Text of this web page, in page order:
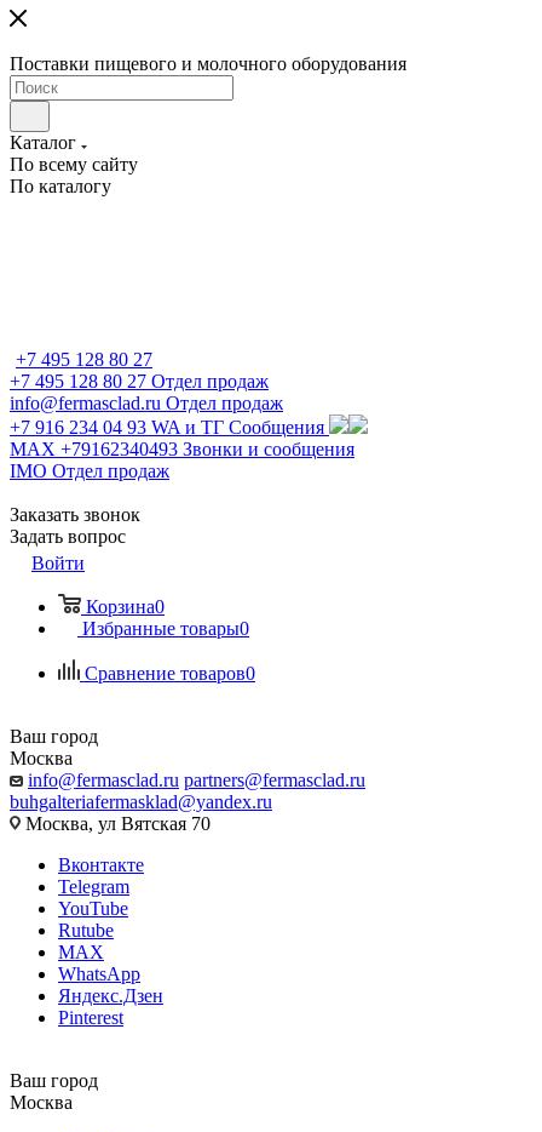
Поставки пищевого и молочного оборудования
Каталог
По всему сайту
По каталогу
+7 495 128 80 27
+7 495 128 80 27 Отдел продаж
info@fermasclad.ru Отдел продаж
+7 916 234 04 93 WA и ТГ Сообщения
MAX +79162340493 Звонки и сообщения
IMO Отдел продаж
Заказать звонок
Задать вопрос
Войти
Корзина0
Избранные товары0
Сравнение товаров0
Ваш город
Москва
info@fermasclad.ru partners@fermasclad.ru
buhgalteriafermasklad@yandex.ru
Москва, ул Вятская 70
Вконтакте
Telegram
YouTube
Rutube
MAX
WhatsApp
Яндекс.Дзен
Pinterest
Ваш город
Москва